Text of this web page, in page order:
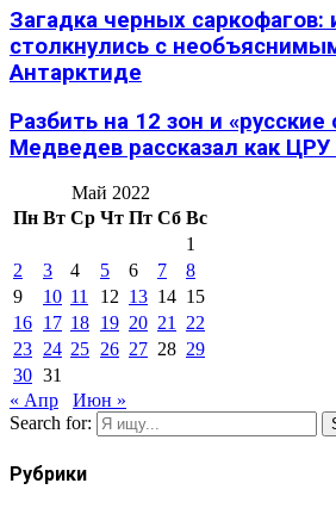
Загадка черных саркофагов:
столкнулись с
Антарктиде
Разбить на 12 зон и «русские
Медведев рассказал как ЦРУ
Май 2022
Пн Вт Ср Чт Пт Сб Вс
1
2
3 4 5 6 7
8
9
10 11 12 13 14 15
16 17 18 19 20 21
22
23 24 25 26 27 28 29
30 31
« Апр
Июн »
Search for:
Рубрики